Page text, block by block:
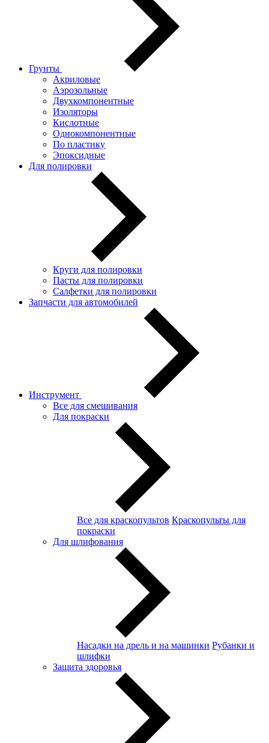
Грунты
Акриловые
Аэрозольные
Двухкомпонентные
Изоляторы
Кислотные
Однокомпонентные
По пластику
Эпоксидные
Для полировки
Круги для полировки
Пасты для полировки
Салфетки для полировки
Запчасти для автомобилей
Инструмент
Все для смешивания
Для покраски
Все для краскопультов Краскопульты для
покраски
Для шлифования
Насадки на дрель и на машинки Рубанки и
шлифки
Защита здоровья